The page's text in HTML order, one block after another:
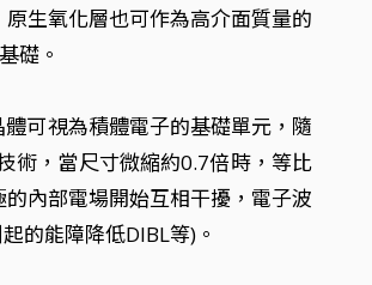
生氧化層也可作為高介面質量的
礎。
可視為積體電子的基礎單元，隨
術，當尺寸微縮約0.7倍時，等比
內部電場開始互相干擾，電子波
的能障降低DIBL等)。